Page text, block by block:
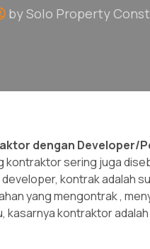
by Solo Property
dengan Developer/
kontraktor sering juga
kontrak adalah
yang mengontrak ,
kontraktor